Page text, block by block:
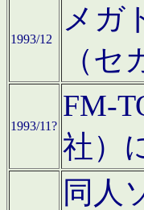
1993/12
メガ
（
1993/11?
FM-
社）
同人